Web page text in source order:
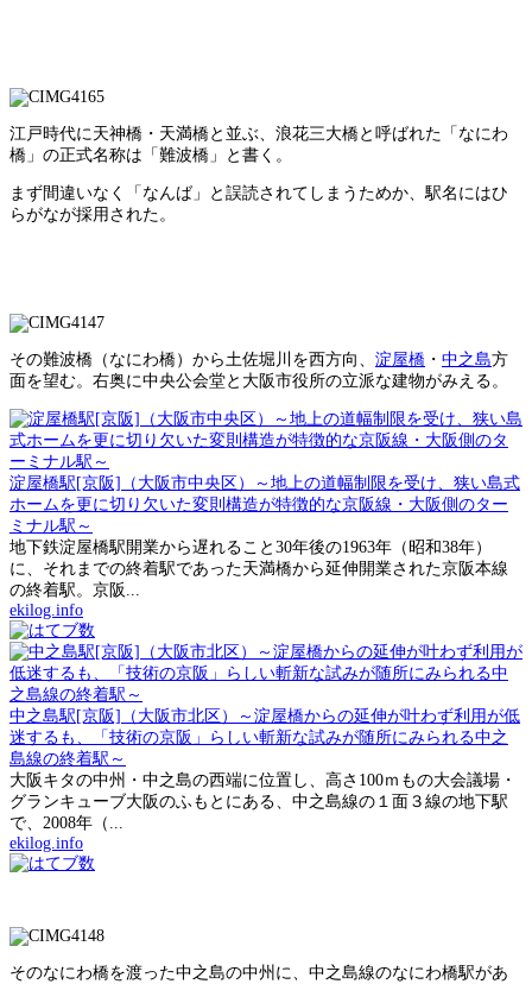
江戸時代に天神橋・天満橋と並ぶ、浪花三大橋と呼ばれた「なにわ
橋」の正式名称は「難波橋」と書く。
まず間違いなく「なんば」と誤読されてしまうためか、駅名にはひ
らがなが採用された。
その難波橋（なにわ橋）から土佐堀川を西方向、 淀屋橋 ・ 中之島方
面を望む。右奥に中央公会堂と大阪市役所の立派な建物がみえる。
淀屋橋駅[京阪]（大阪市中央区）～地上の道幅制限を受け、狭い島式
ホームを更に切り欠いた変則構造が特徴的な京阪線・大阪側のター
ミナル駅～
地下鉄淀屋橋駅開業から遅れること30年後の1963年（昭和38年）
に、それまでの終着駅であった天満橋から延伸開業された京阪本線
の終着駅。京阪...
ekilog.info
中之島駅[京阪]（大阪市北区）～淀屋橋からの延伸が叶わず利用が低
迷するも、「技術の京阪」らしい斬新な試みが随所にみられる中之
島線の終着駅～
大阪キタの中州・中之島の西端に位置し、高さ100ｍもの大会議場・
グランキューブ大阪のふもとにある、中之島線の１面３線の地下駅
で、2008年（...
ekilog.info
そのなにわ橋を渡った中之島の中州に、中之島線のなにわ橋駅があ